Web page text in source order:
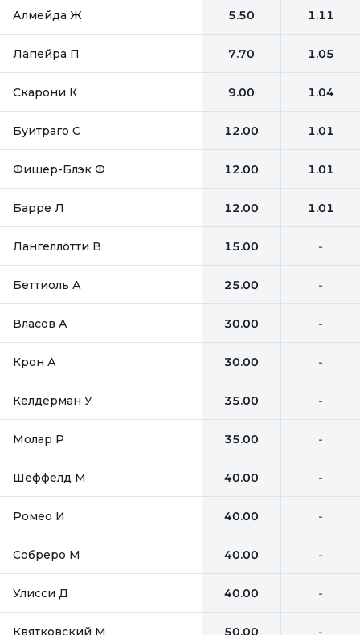
Алмейда Ж 5.50 1.11
Лапейра П 7.70 1.05
Скарони К 9.00 1.04
Буитраго С 12.00 1.01
Фишер-Блэк Ф 12.00 1.01
Барре Л 12.00 1.01
Лангеллотти В 15.00 -
Беттиоль А 25.00 -
Власов А 30.00 -
Крон А 30.00 -
Келдерман У 35.00 -
Молар Р 35.00 -
Шеффелд М 40.00 -
Ромео И 40.00 -
Собреро М 40.00 -
Улисси Д 40.00 -
Квятковский М 50.00 -